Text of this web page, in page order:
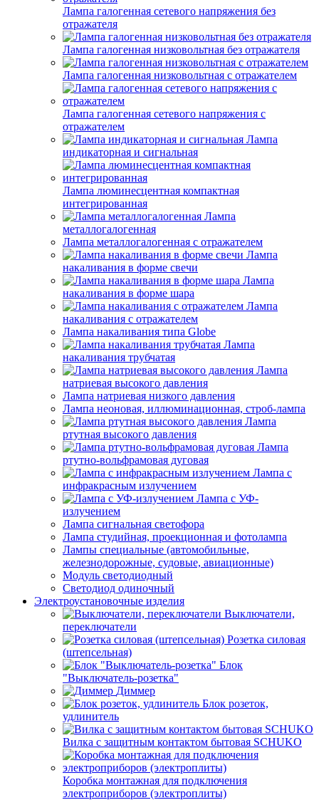
Лампа галогенная сетевого напряжения без
отражателя
Лампа галогенная низковольтная без отражателя
Лампа галогенная низковольтная с отражателем
Лампа галогенная сетевого напряжения с
отражателем
Лампа
индикаторная и сигнальная
Лампа люминесцентная компактная
интегрированная
Лампа
металлогалогенная
Лампа металлогалогенная с отражателем
Лампа
накаливания в форме свечи
Лампа
накаливания в форме шара
Лампа
накаливания с отражателем
Лампа накаливания типа Globe
Лампа
накаливания трубчатая
Лампа
натриевая высокого давления
Лампа натриевая низкого давления
Лампа неоновая, иллюминационная, строб-лампа
Лампа
ртутная высокого давления
Лампа
ртутно-вольфрамовая дуговая
Лампа с
инфракрасным излучением
Лампа с УФ-
излучением
Лампа сигнальная светофора
Лампа студийная, проекционная и фотолампа
Лампы специальные (автомобильные,
железнодорожные, судовые, авиационные)
Модуль светодиодный
Светодиод одиночный
Электроустановочные изделия
Выключатели,
переключатели
Розетка силовая
(штепсельная)
Блок
"Выключатель-розетка"
Диммер
Блок розеток,
удлинитель
Вилка с защитным контактом бытовая SCHUKO
Коробка монтажная для подключения
электроприборов (электроплиты)